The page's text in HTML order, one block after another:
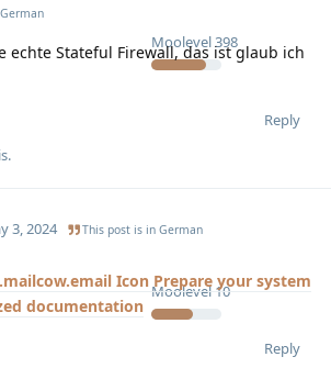
Moolevel398
German
echte Stateful Firewall, das ist glaub ich
Reply
Moolevel 10
3, 2024 This post is in German
Prepare your system
documentation
Reply